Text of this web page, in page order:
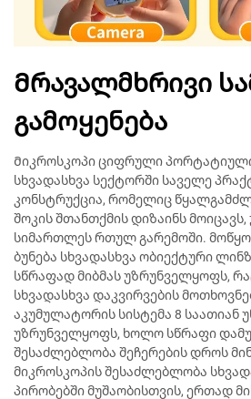
Მრავალმხრივი
გამოყენება
Მიკროსკოპი ციფრული
სხვადასხვა სექტორში საველე
კონსტრუქცია, რომელიც
შოკის შთანთქმის დიზაინს
სიმართლეს რთულ გარემოში.
ბუნება სხვადასხვა ობიექტური
სწრაფად მიბმას უზრუნველყოფს,
სხვადასხვა დაკვირვების
აკუმულატორის სისტემა 8 საათიან
უზრუნველყოფს, ხოლო სწრაფი
შესაძლებლობა შეჩერების დროს
მიკროსკოპის შესაძლებლობა
პირობებში მუშაობისთვის, ერთად